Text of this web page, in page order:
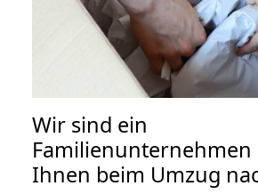
Wir sind ein
Ihnen beim Umzug